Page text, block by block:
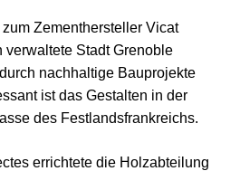
Zementhersteller Vicat
verwaltete Stadt Grenoble
nachhaltige Bauprojekte
ist das Gestalten in der
des Festlandsfrankreichs.
errichtete die Holzabteilung